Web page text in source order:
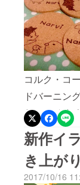
コルク・コ
ドバーニン
た。 こんな
グッズもア
ます(*^^*)
新作イ
き上が
2017/10/16